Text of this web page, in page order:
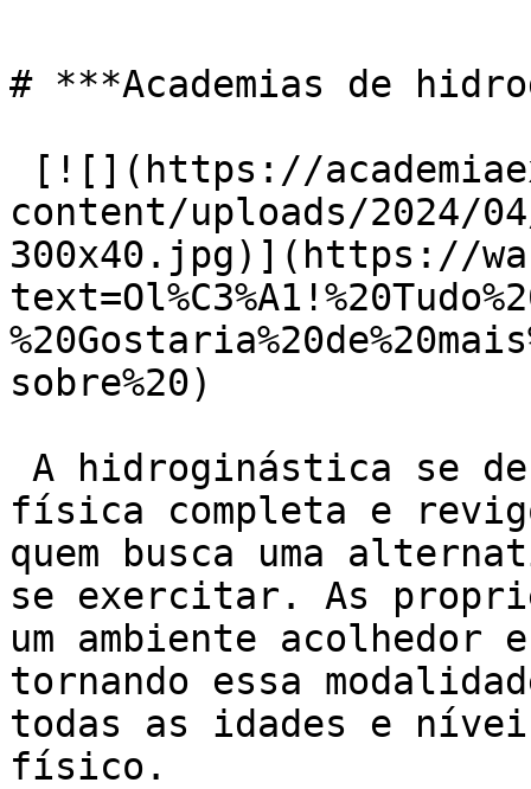
# ***Academias de
content/uploads/2024/
300x40.jpg)](https://
sobre%20)
física completa e
quem busca uma
se exercitar. As
um ambiente acolhedor
tornando essa
todas as idades e
físico.